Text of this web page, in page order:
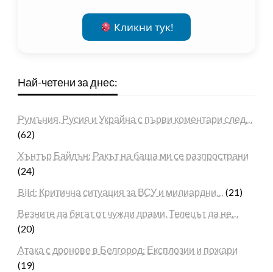
Кликни тук!
Най-четени за днес:
Румъния, Русия и Украйна с първи коментари след…
(62)
Хънтър Байдън: Ракът на баща ми се разпространи
(24)
Bild: Критична ситуация за ВСУ и милиардни… (21)
Везните да бягат от чужди драми, Телецът да не…
(20)
Атака с дронове в Белгород: Експлозии и пожари
(19)